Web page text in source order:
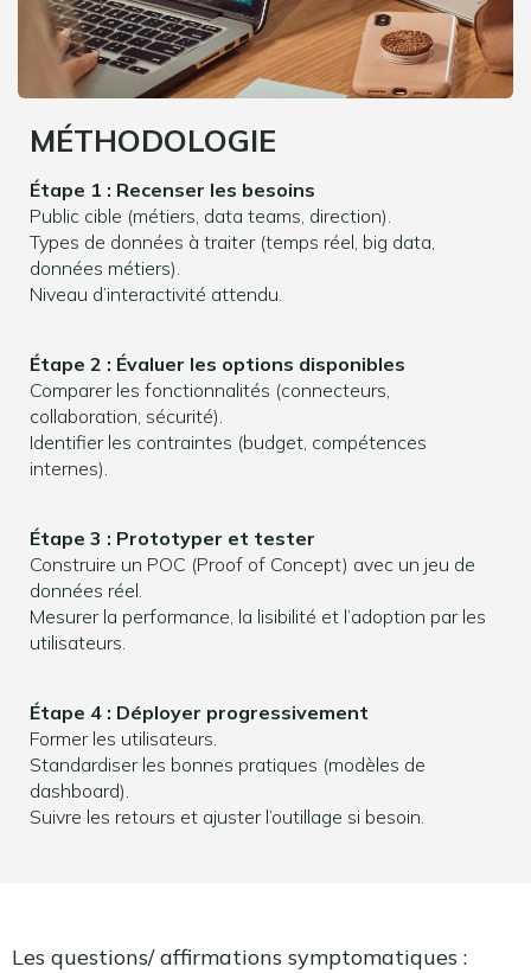
MÉTHODOLOGIE
Étape 1 : Recenser les besoins
Public cible (métiers, data teams, direction).
Types de données à traiter (temps réel, big data,
données métiers).
Niveau d’interactivité attendu.
Étape 2 : Évaluer les options disponibles
Comparer les fonctionnalités (connecteurs,
collaboration, sécurité).
Identifier les contraintes (budget, compétences
internes).
Étape 3 : Prototyper et tester
Construire un POC (Proof of Concept) avec un jeu de
données réel.
Mesurer la performance, la lisibilité et l’adoption par les
utilisateurs.
Étape 4 : Déployer progressivement
Former les utilisateurs.
Standardiser les bonnes pratiques (modèles de
dashboard).
Suivre les retours et ajuster l’outillage si besoin.
Les questions/ affirmations symptomatiques :